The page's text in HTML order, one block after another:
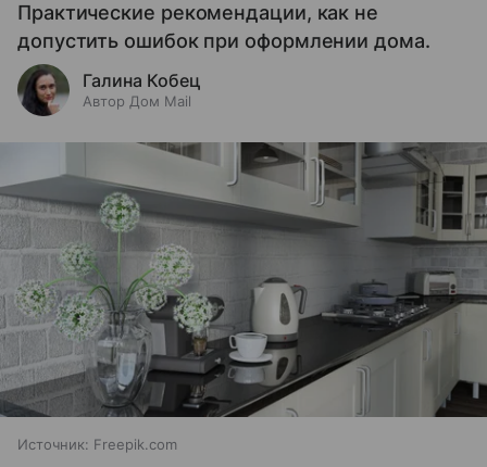
Практические рекомендации, как не
допустить ошибок при оформлении дома.
Галина Кобец
Автор Дом Mail
Источник: Freepik.com